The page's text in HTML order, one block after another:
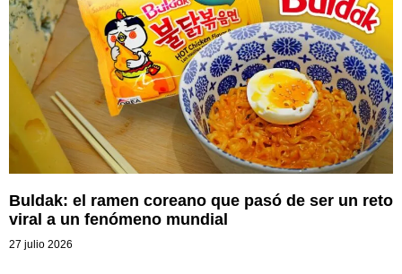
Buldak: el ramen coreano que pasó de ser un reto
viral a un fenómeno mundial
27 julio 2026